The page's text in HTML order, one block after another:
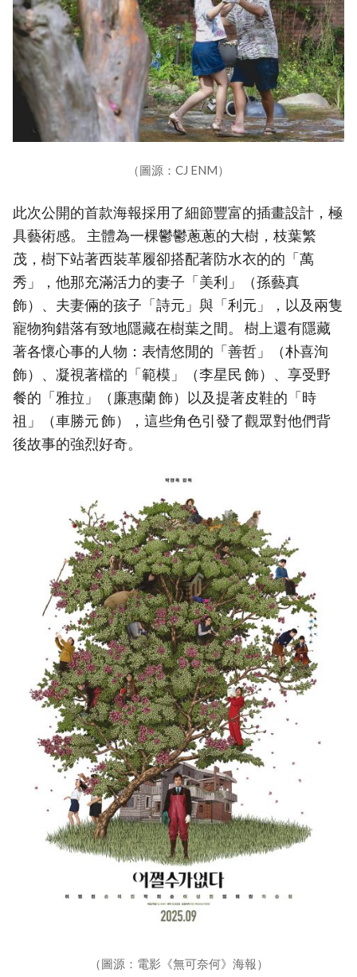
（圖源：CJ ENM）
此次公開的首款海報採用了細節豐富的插畫設計，極
具藝術感。 主體為一棵鬱鬱蔥蔥的大樹，枝葉繁
茂，樹下站著西裝革履卻搭配著防水衣的的「萬
秀」，他那充滿活力的妻子「美利」（孫藝真
飾）、夫妻倆的孩子「詩元」與「利元」，以及兩隻
寵物狗錯落有致地隱藏在樹葉之間。 樹上還有隱藏
著各懷心事的人物：表情悠閒的「善哲」（朴喜洵
飾）、凝視著檔的「範模」（李星民 飾）、享受野
餐的「雅拉」（廉惠蘭 飾）以及提著皮鞋的「時
祖」（車勝元 飾），這些角色引發了觀眾對他們背
後故事的強烈好奇。
（圖源：電影《無可奈何》海報）